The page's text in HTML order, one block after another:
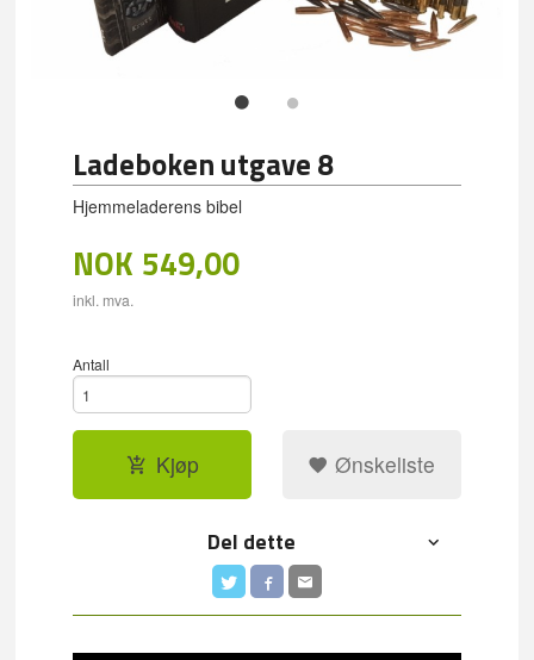
Ladeboken utgave 8
Hjemmeladerens bibel
NOK 549,00
inkl. mva.
Antall
Kjøp Ønskeliste
Del dette